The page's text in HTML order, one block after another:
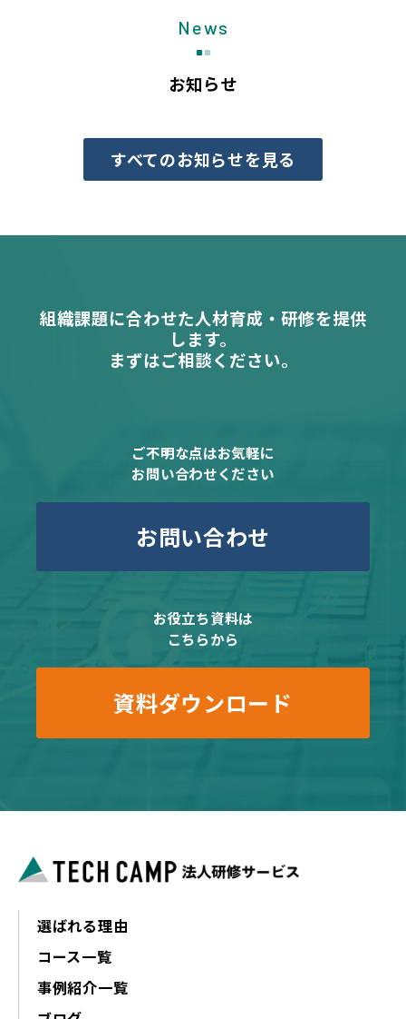
News
お知らせ
すべてのお知らせを見る
組織課題に合わせた人材育成・研修を提供
します。
まずはご相談ください。
ご不明な点はお気軽に
お問い合わせください
お問い合わせ
お役立ち資料は
こちらから
資料ダウンロード
選ばれる理由
コース一覧
事例紹介一覧